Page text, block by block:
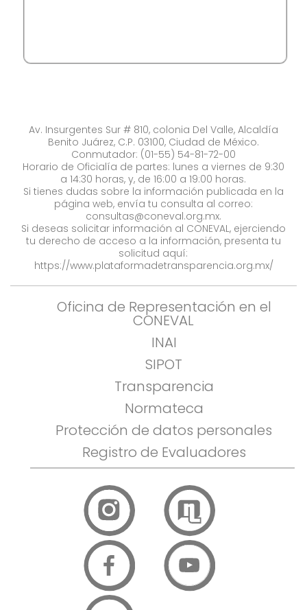
Av. Insurgentes Sur # 810, colonia Del Valle, Alcaldía
Benito Juárez, C.P. 03100, Ciudad de México.
Conmutador: (01-55) 54-81-72-00
Horario de Oficialía de partes: lunes a viernes de 9:30
a 14:30 horas, y, de 16:00 a 19:00 horas.
Si tienes dudas sobre la información publicada en la
página web, envía tu consulta al correo:
consultas@coneval.org.mx.
Si deseas solicitar información al CONEVAL, ejerciendo
tu derecho de acceso a la información, presenta tu
solicitud aquí:
https://www.plataformadetransparencia.org.mx/
Oficina de Representación en el
CONEVAL
INAI
SIPOT
Transparencia
Normateca
Protección de datos personales
Registro de Evaluadores